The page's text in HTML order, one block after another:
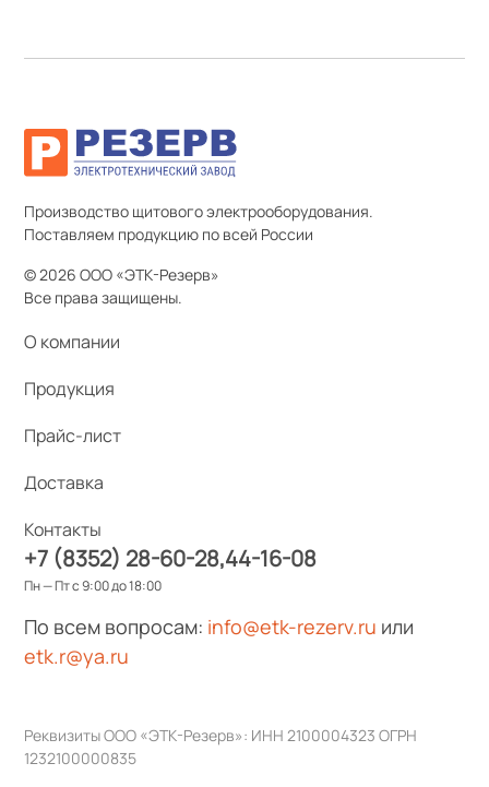
Производство щитового электрооборудования.
Поставляем продукцию по всей России
© 2026 ООО «ЭТК-Резерв»
Все права защищены.
О компании
Продукция
Прайс-лист
Доставка
Контакты
+7 (8352) 28-60-28 44-16-08
Пн — Пт с 9:00 до 18:00
По всем вопросам: info@etk-rezerv.ru или
etk.r@ya.ru
Реквизиты ООО «ЭТК-Резерв»: ИНН 2100004323 ОГРН
1232100000835